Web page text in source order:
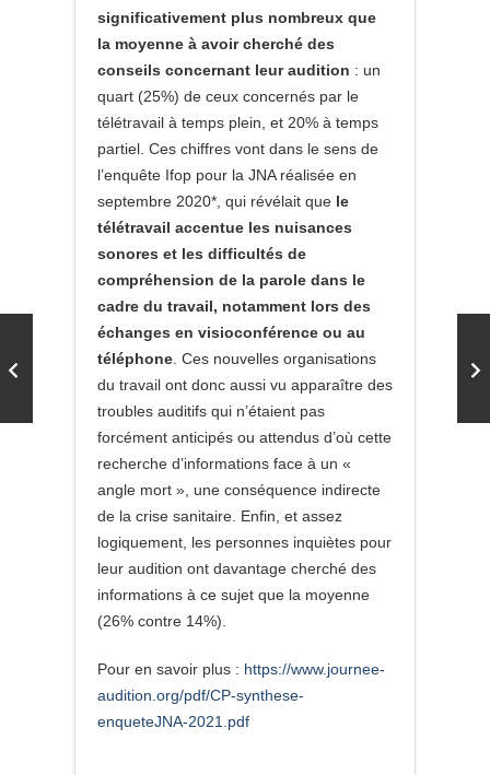
significativement plus nombreux que
la moyenne à avoir cherché des
conseils concernant leur audition : un
quart (25%) de ceux concernés par le
télétravail à temps plein, et 20% à temps
partiel. Ces chiffres vont dans le sens de
l’enquête Ifop pour la JNA réalisée en
septembre 2020*, qui révélait que le
télétravail accentue les nuisances
sonores et les difficultés de
compréhension de la parole dans le
cadre du travail, notamment lors des
échanges en visioconférence ou au
téléphone . Ces nouvelles organisations
du travail ont donc aussi vu apparaître des
troubles auditifs qui n’étaient pas
forcément anticipés ou attendus d’où cette
recherche d’informations face à un «
angle mort », une conséquence indirecte
de la crise sanitaire. Enfin, et assez
logiquement, les personnes inquiètes pour
leur audition ont davantage cherché des
informations à ce sujet que la moyenne
(26% contre 14%).
Pour en savoir plus : https://www.journee-
audition.org/pdf/CP-synthese-
enqueteJNA-2021.pdf